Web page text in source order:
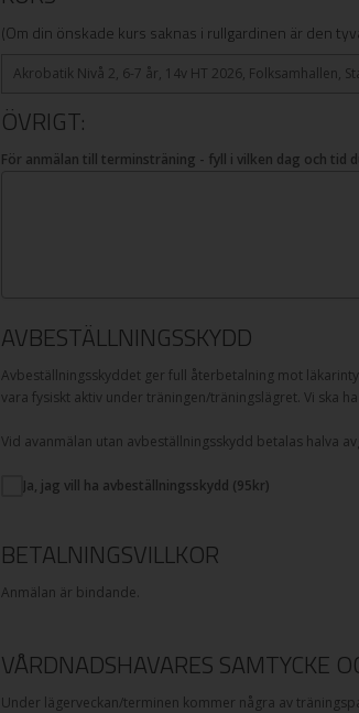
(Om din önskade kurs saknas i rullgardinen är den
Akrobatik Nivå 2, 6-7 år, 14v HT 2026, Folksamhallen,
ÖVRIGT:
För anmälan till terminsträning - fyll i vilken dag och tid
AVBESTÄLLNINGSSKYDD
Avbeställningsskyddet ger full återbetalning mot
vara fysiskt aktiv under träningen/träningslägret. Vi ska
Vid avanmälan utan avbeställningsskydd betalas halva
Ja, jag vill ha avbeställningsskydd (95kr)
BETALNINGSVILLKOR
Anmälan är bindande.
VÅRDNADSHAVARES SAMTYCKE
Under lägerveckan/terminen kommer några av